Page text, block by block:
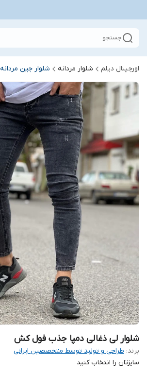
جستجو
اورجینال دیلم شلوار مردانه شلوار جین مردانه
شلوار لی ذغالی دمپا جذب فول کش
برند: طراحی و تولید توسط متخصصین ایرانی
سایزتان را انتخاب کنید